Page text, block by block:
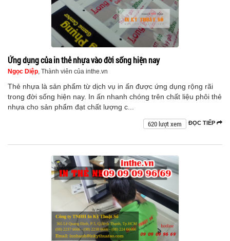
Ứng dụng của in thẻ nhựa vào đời sống hiện nay
Ngọc Diệp, Thành viên của inthe.vn
Thẻ nhựa là sản phẩm từ dịch vụ in ấn được ứng dụng rộng rãi
trong đời sống hiện nay. In ấn nhanh chóng trên chất liệu phôi thẻ
nhựa cho sản phẩm đạt chất lượng c...
ĐỌC TIẾP
620 lượt xem